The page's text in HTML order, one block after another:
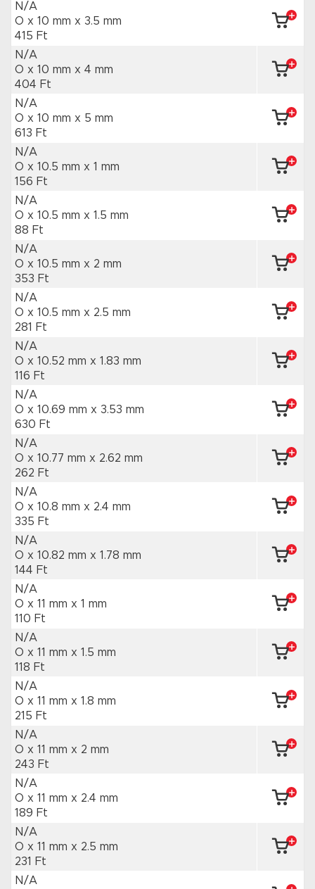
N/A
O x 10 mm x 3.5 mm
415 Ft
N/A
O x 10 mm x 4 mm
404 Ft
N/A
O x 10 mm x 5 mm
613 Ft
N/A
O x 10.5 mm x 1 mm
156 Ft
N/A
O x 10.5 mm x 1.5 mm
88 Ft
N/A
O x 10.5 mm x 2 mm
353 Ft
N/A
O x 10.5 mm x 2.5 mm
281 Ft
N/A
O x 10.52 mm x 1.83 mm
116 Ft
N/A
O x 10.69 mm x 3.53 mm
630 Ft
N/A
O x 10.77 mm x 2.62 mm
262 Ft
N/A
O x 10.8 mm x 2.4 mm
335 Ft
N/A
O x 10.82 mm x 1.78 mm
144 Ft
N/A
O x 11 mm x 1 mm
110 Ft
N/A
O x 11 mm x 1.5 mm
118 Ft
N/A
O x 11 mm x 1.8 mm
215 Ft
N/A
O x 11 mm x 2 mm
243 Ft
N/A
O x 11 mm x 2.4 mm
189 Ft
N/A
O x 11 mm x 2.5 mm
231 Ft
N/A